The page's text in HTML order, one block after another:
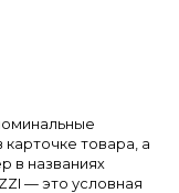
товара, а
в названиях
— это условная